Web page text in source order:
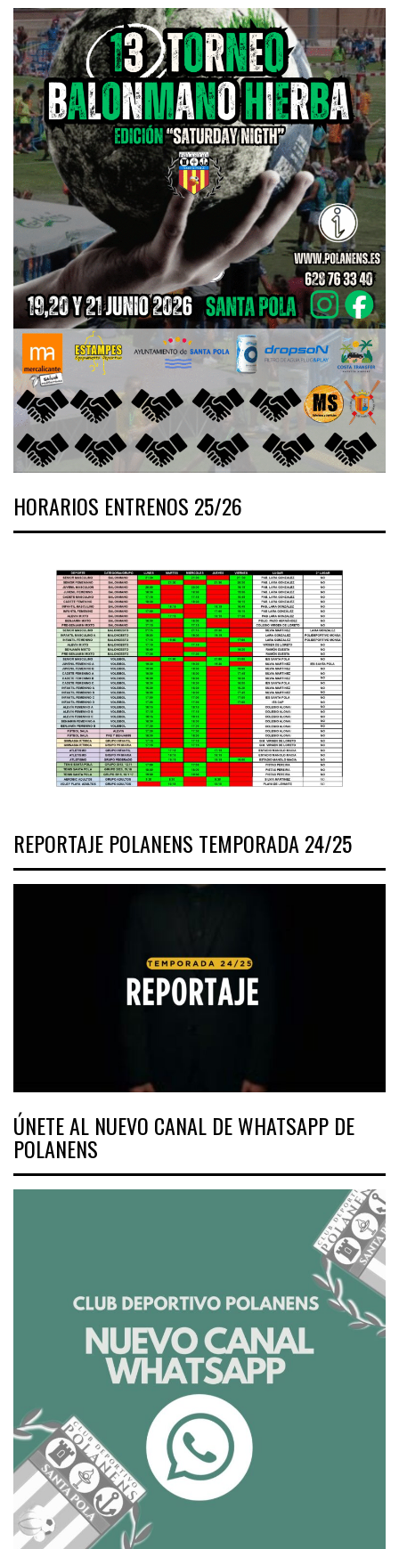
HORARIOS ENTRENOS 25/26
REPORTAJE POLANENS TEMPORADA 24/25
ÚNETE AL NUEVO CANAL DE WHATSAPP DE
POLANENS